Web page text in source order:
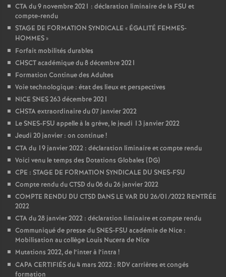
CTA du 9 novembre 2021 : déclaration liminaire de la FSU et
compte-rendu
STAGE DE FORMATION SYNDICALE « ÉGALITÉ FEMMES-
HOMMES»
Forfait mobilités durables
CHSCT académique du 8 décembre 2021
Formation Continue des Adultes
Voie technologique : état des lieux et perspectives
NICE SNES 263 décembre 2021
CHSTA extraordinaire du 07 janvier 2022
Le SNES-FSU appelle à la grève, le jeudi 13 janvier 2022
Jeudi 20 janvier : on continue!
CTA du 19 janvier 2022 : déclaration liminaire et compte rendu
Voici venu le temps des Dotations Globales (DG)
CPE : STAGE DE FORMATION SYNDICALE DU SNES-FSU
Compte rendu du CTSD du 06 du 26 janvier 2022
COMPTE RENDU DU CTSD DANS LE VAR DU 26/01/2022 RENTRÉE
2022
CTA du 28 janvier 2022 : déclaration liminaire et compte rendu
Communiqué de presse du SNES-FSU académie de Nice :
Mobilisation au collège Louis Nucera de Nice
Mutations 2022, de l’inter à l’intra !
CAPA CERTIFIÉS du 4 mars 2022 : RDV carrières et congés
formation